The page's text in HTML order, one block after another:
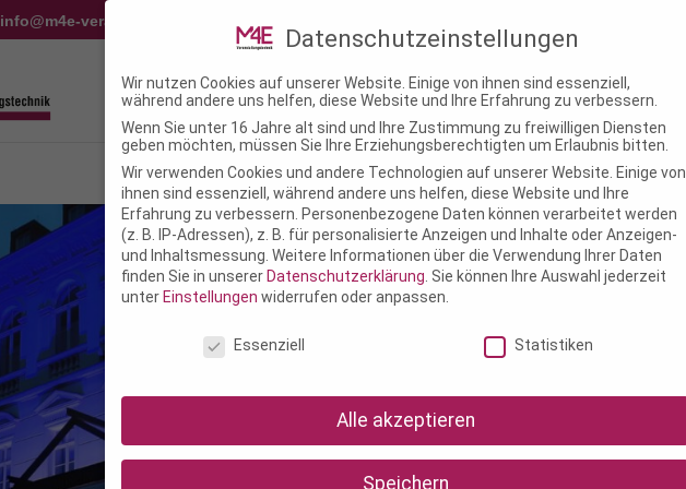
info@m4e-veranstaltungstechnik.de
M4E Veranstaltungstechnik Einsatzgebiete Know-How
Datenschutzeinstellungen
Wir nutzen Cookies auf unserer Website. Einige von ihnen sind essenziell,
während andere uns helfen, diese Website und Ihre Erfahrung zu verbessern.
Wenn Sie unter 16 Jahre alt sind und Ihre Zustimmung zu freiwilligen Diensten
geben möchten, müssen Sie Ihre Erziehungsberechtigten um Erlaubnis bitten.
Wir verwenden Cookies und andere Technologien auf unserer Website. Einige von
ihnen sind essenziell, während andere uns helfen, diese Website und Ihre
Erfahrung zu verbessern. Personenbezogene Daten können verarbeitet werden
(z. B. IP-Adressen), z. B. für personalisierte Anzeigen und Inhalte oder Anzeigen-
und Inhaltsmessung. Weitere Informationen über die Verwendung Ihrer Daten
finden Sie in unserer Datenschutzerklärung Sie können Ihre Auswahl jederzeit
unter Einstellungen widerrufen oder anpassen.
Essenziell
Statistiken
Alle akzeptieren
Speichern